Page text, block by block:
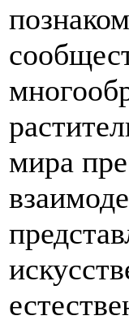
мира